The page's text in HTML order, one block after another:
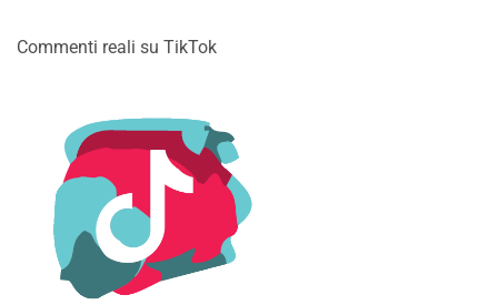
Commenti reali su TikTok